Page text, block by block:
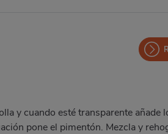
y cuando esté transparente añade
pone el pimentón. Mezcla y